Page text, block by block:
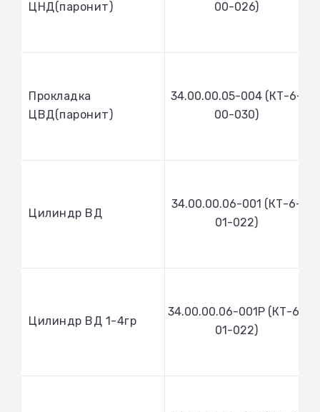
ЦНД(паронит)
00-026)
Прокладка
ЦВД(паронит)
34.00.00.05-004 (КТ-6-
00-030)
Цилиндр ВД
34.00.00.06-001 (КТ-6-
01-022)
Цилиндр ВД 1-4гр
34.00.00.06-001Р (КТ-6-
01-022)